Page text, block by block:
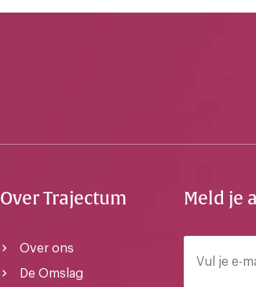
Over Trajectum
Over ons
De Omslag
Meld je